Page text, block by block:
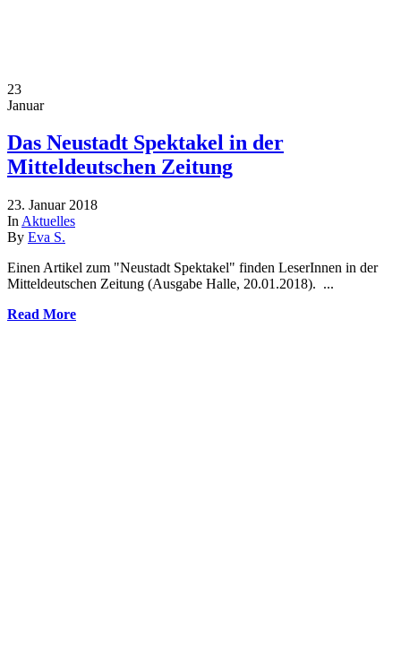
23
Januar
Das Neustadt Spektakel in der
Mitteldeutschen Zeitung
23. Januar 2018
In Aktuelles
By Eva S.
Einen Artikel zum "Neustadt Spektakel" finden LeserInnen in der
Mitteldeutschen Zeitung (Ausgabe Halle, 20.01.2018). ...
Read More